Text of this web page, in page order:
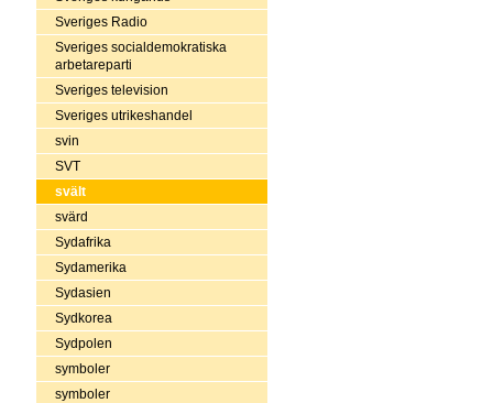
Sveriges Radio
Sveriges socialdemokratiska
arbetareparti
Sveriges television
Sveriges utrikeshandel
svin
SVT
svält
svärd
Sydafrika
Sydamerika
Sydasien
Sydkorea
Sydpolen
symboler
symboler